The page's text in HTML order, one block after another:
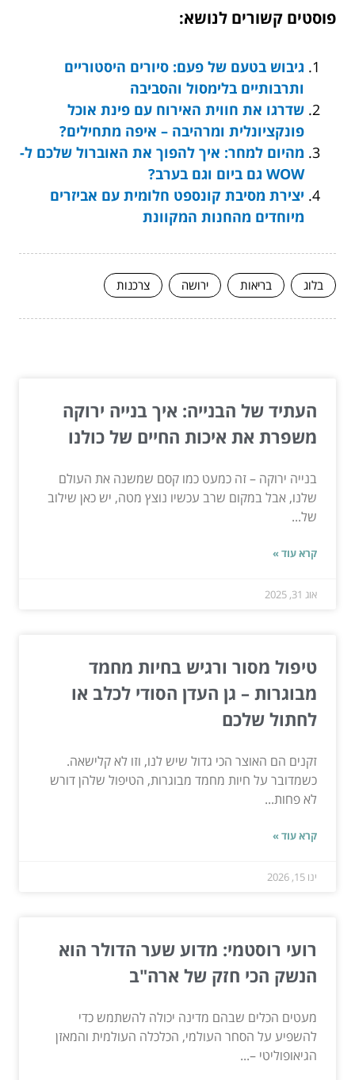
פוסטים קשורים לנושא:
גיבוש בטעם של פעם: סיורים היסטוריים
ותרבותיים בלימסול והסביבה
שדרגו את חווית האירוח עם פינת אוכל
פונקציונלית ומרהיבה – איפה מתחילים?
מהיום למחר: איך להפוך את האוברול שלכם ל-
WOW גם ביום וגם בערב?
יצירת מסיבת קונספט חלומית עם אביזרים
מיוחדים מהחנות המקוונת
בלוג בריאות ירושה צרכנות
העתיד של הבנייה: איך בנייה ירוקה
משפרת את איכות החיים של כולנו
בנייה ירוקה – זה כמעט כמו קסם שמשנה את העולם
שלנו, אבל במקום שרב עכשיו נוצץ מטה, יש כאן שילוב
של...
קרא עוד »
אוג 31, 2025
טיפול מסור ורגיש בחיות מחמד
מבוגרות – גן העדן הסודי לכלב או
לחתול שלכם
זקנים הם האוצר הכי גדול שיש לנו, וזו לא קלישאה.
כשמדובר על חיות מחמד מבוגרות, הטיפול שלהן דורש
לא פחות...
קרא עוד »
ינו 15, 2026
רועי רוסטמי: מדוע שער הדולר הוא
הנשק הכי חזק של ארה"ב
מעטים הכלים שבהם מדינה יכולה להשתמש כדי
להשפיע על הסחר העולמי, הכלכלה העולמית והמאזן
הגיאופוליטי –...